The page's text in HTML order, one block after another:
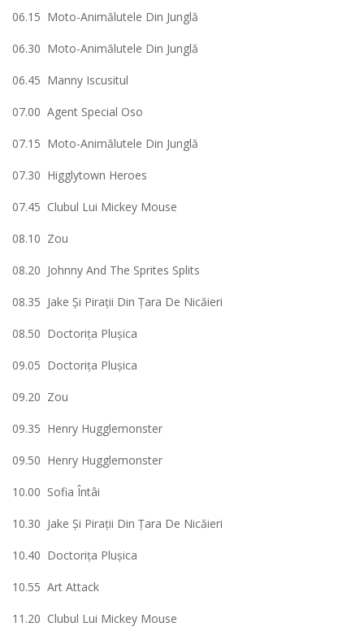
06.15 Moto-Animălutele Din Junglă
06.30 Moto-Animălutele Din Junglă
06.45 Manny Iscusitul
07.00 Agent Special Oso
07.15 Moto-Animălutele Din Junglă
07.30 Higglytown Heroes
07.45 Clubul Lui Mickey Mouse
08.10 Zou
08.20 Johnny And The Sprites Splits
08.35 Jake Şi Piraţii Din Ţara De Nicăieri
08.50 Doctoriţa Pluşica
09.05 Doctoriţa Pluşica
09.20 Zou
09.35 Henry Hugglemonster
09.50 Henry Hugglemonster
10.00 Sofia Întâi
10.30 Jake Şi Piraţii Din Ţara De Nicăieri
10.40 Doctoriţa Pluşica
10.55 Art Attack
11.20 Clubul Lui Mickey Mouse